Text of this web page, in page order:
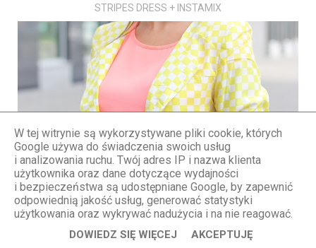
STRIPES DRESS + INSTAMIX
CHECKERBOARD SQUARES PRINT
W tej witrynie są wykorzystywane pliki cookie, których
Google używa do świadczenia swoich usług
i analizowania ruchu. Twój adres IP i nazwa klienta
użytkownika oraz dane dotyczące wydajności
i bezpieczeństwa są udostępniane Google, by zapewnić
odpowiednią jakość usług, generować statystyki
użytkowania oraz wykrywać nadużycia i na nie reagować.
DOWIEDZ SIĘ WIĘCEJ AKCEPTUJĘ